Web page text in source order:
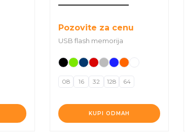
Pozovite za cenu
USB flash memorija
KUPI ODMAH
08 16 32 128 64